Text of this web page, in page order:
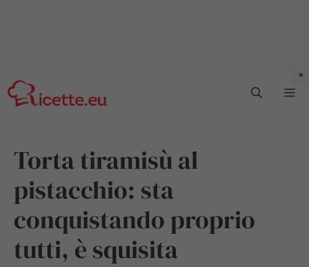
al
contenuto
Torta tiramisù al
pistacchio: sta
conquistando proprio
tutti, è squisita